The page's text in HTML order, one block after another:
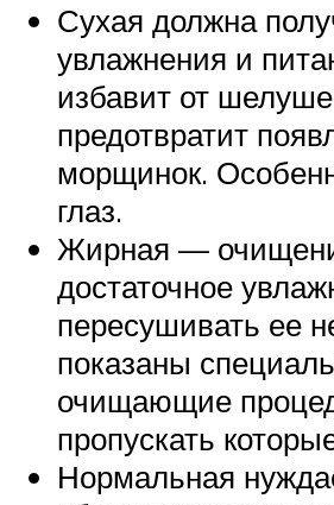
Сухая должна
увлажнения и
избавит от
предотвратит
морщинок.
глаз.
Жирная —
достаточное
пересушивать ее
показаны
очищающие
пропускать
Нормальная